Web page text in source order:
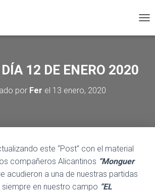
A
12 DE ENERO 2020
por Fer el 13 enero, 2020
este “Post” con el material
compañeros Alicantinos “Monguer
acudieron a una de nuestras partidas
en nuestro campo “EL